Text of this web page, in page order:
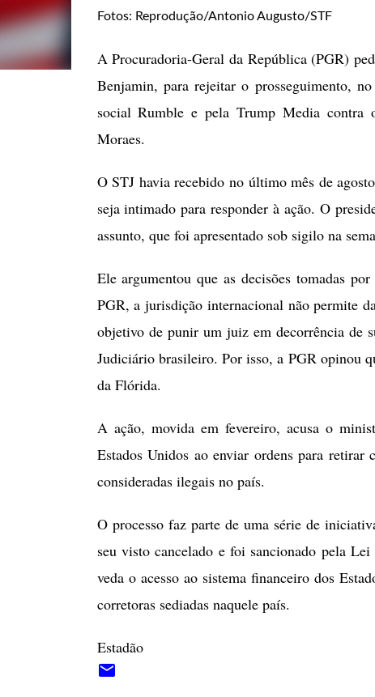
Fotos: Reprodução/Antonio Augusto/STF
A Procuradoria-Geral da República (PGR)
Benjamin, para rejeitar o prosseguimento,
social Rumble e pela Trump Media contra
Moraes.
O STJ havia recebido no último mês de
seja intimado para responder à ação. O
assunto, que foi apresentado sob sigilo na
Ele argumentou que as decisões tomadas
PGR, a jurisdição internacional não permite
objetivo de punir um juiz em decorrência de
Judiciário brasileiro. Por isso, a PGR opinou
da Flórida.
A ação, movida em fevereiro, acusa o
Estados Unidos ao enviar ordens para retirar
consideradas ilegais no país.
O processo faz parte de uma série de
seu visto cancelado e foi sancionado pela
veda o acesso ao sistema financeiro dos
corretoras sediadas naquele país.
Estadão